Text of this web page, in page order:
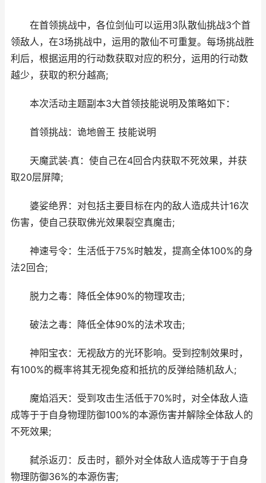
在首领挑战中，各位剑仙可以运用3队散仙挑战3个首
领敌人，在3场挑战中，运用的散仙不可重复。每场挑战胜
利后，根据运用的行动数获取对应的积分，运用的行动数
越少，获取的积分越高;
​本次活动主题副本3大首领技能说明及策略如下：
首领挑战：诡地兽王 技能说明
​天魔武装·真：使自己在4回合内获取不死效果，并获
取20层屏障;
​婆娑绝界：对包括主要目标在内的敌人造成共计16次
伤害，使自己获取佛光效果裂空真魔击;
​神速号令：生活低于75%时触发，提高全体100%的身
法2回合;
​脱力之毒：降低全体90%的物理攻击;
​破法之毒：降低全体90%的法术攻击;
​神阳宝衣：无视敌方的光环影响。受到控制效果时，
有100%的概率将其无视免疫和抵抗的反弹给随机敌人;
​魔焰滔天：受到攻击生活低于70%时，对全体敌人造
成等于于自身物理防御100%的本源伤害并解除全体敌人的
不死效果;
​弑杀返刃：反击时，额外对全体敌人造成等于于自身
物理防御36%的本源伤害;